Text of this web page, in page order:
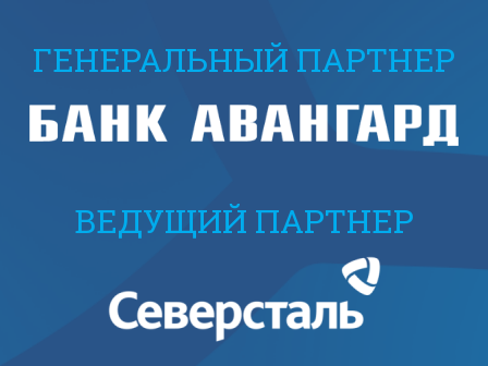
ГЕНЕРАЛЬНЫЙ ПАРТНЕР
ВЕДУЩИЙ ПАРТНЕР